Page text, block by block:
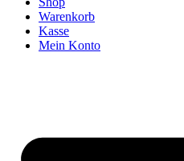
Warenkorb
Kasse
Mein Konto